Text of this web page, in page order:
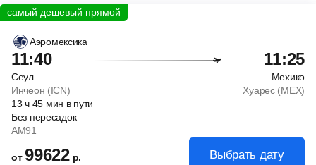
Аэромексика
11:40 11:25
Сеул
Мехико
Инчеон (ICN)
Хуарес (MEX)
13ч45 мин в пути
Без пересадок
AM91
от99622 р. Выбрать дату